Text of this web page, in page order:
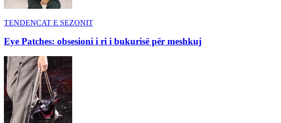
TENDENCAT E SEZONIT
Eye Patches: obsesioni i ri i bukurisë për meshkuj